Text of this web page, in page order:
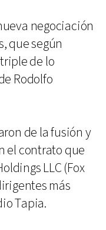
negociación
que según
de lo
Rodolfo
de la fusión y
el contrato que
LLC (Fox
más
Tapia.